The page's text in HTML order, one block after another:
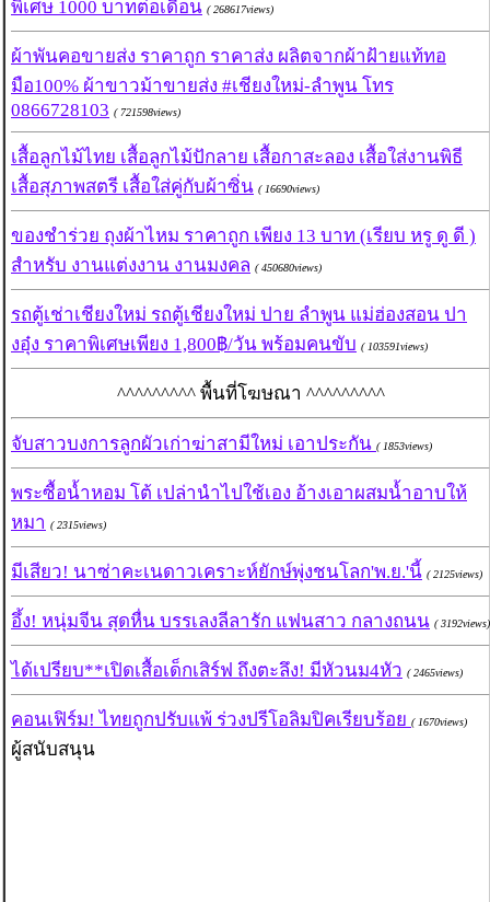
พิเศษ 1000 บาทต่อเดือน ( 268617views)
ผ้าพันคอขายส่ง ราคาถูก ราคาส่ง ผลิตจากผ้าฝ้ายแท้ทอ
มือ100% ผ้าขาวม้าขายส่ง #เชียงใหม่-ลำพูน โทร
0866728103 ( 721598views)
เสื้อลูกไม้ไทย เสื้อลูกไม้ปักลาย เสื้อกาสะลอง เสื้อใส่งานพิธี
เสื้อสุภาพสตรี เสื้อใส่คู่กับผ้าซิ่น ( 16690views)
ของชำร่วย ถุงผ้าไหม ราคาถูก เพียง 13 บาท (เรียบ หรู ดู ดี )
สำหรับ งานแต่งงาน งานมงคล ( 450680views)
รถตู้เช่าเชียงใหม่ รถตู้เชียงใหม่ ปาย ลำพูน แม่ฮ่องสอน ปา
งอุ๋ง ราคาพิเศษเพียง 1,800฿/วัน พร้อมคนขับ ( 103591views)
^^^^^^^^^ พื้นที่โฆษณา ^^^^^^^^^
จับสาวบงการลูกผัวเก่าฆ่าสามีใหม่ เอาประกัน ( 1853views)
พระซื้อน้ำหอม โต้ เปล่านำไปใช้เอง อ้างเอาผสมน้ำอาบให้
หมา ( 2315views)
มีเสียว! นาซ่าคะเนดาวเคราะห์ยักษ์พุ่งชนโลก'พ.ย.'นี้ ( 2125views)
อึ้ง! หนุ่มจีน สุดหื่น บรรเลงลีลารัก แฟนสาว กลางถนน ( 3192views)
ได้เปรียบ**เปิดเสื้อเด็กเสิร์ฟ ถึงตะลึง! มีหัวนม4หัว ( 2465views)
คอนเฟิร์ม! ไทยถูกปรับแพ้ ร่วงปรีโอลิมปิคเรียบร้อย ( 1670views)
ผู้สนับสนุน